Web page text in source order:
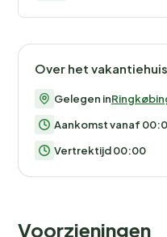
Over het
Gelegen in
Aankomst vanaf
Vertrektijd 00:00
Voorzieningen